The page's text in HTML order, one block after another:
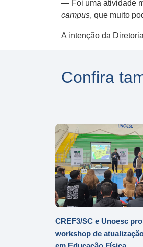
— Foi uma atividade
campus, que muito
A intenção da
Confira
CREF3/SC e Unoesc
workshop de